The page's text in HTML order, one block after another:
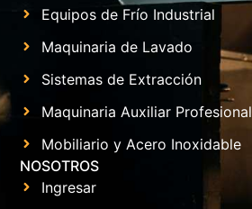
Equipos de Frío Industrial
Maquinaria de Lavado
Sistemas de Extracción
Maquinaria Auxiliar Profesional
Mobiliario y Acero Inoxidable
NOSOTROS
Ingresar